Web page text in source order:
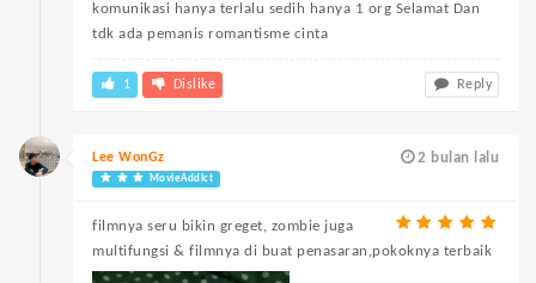
komunikasi hanya terlalu sedih hanya 1 org Selamat Dan
tdk ada pemanis romantisme cinta
1 Dislike Reply
2 bulan lalu
Lee WonGz
MovieAddict
filmnya seru bikin greget, zombie juga
multifungsi & filmnya di buat penasaran,pokoknya terbaik